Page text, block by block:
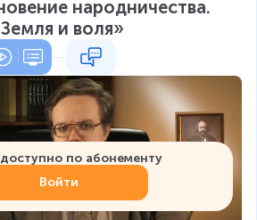
народничества.
и воля»
по абонементу
Войти